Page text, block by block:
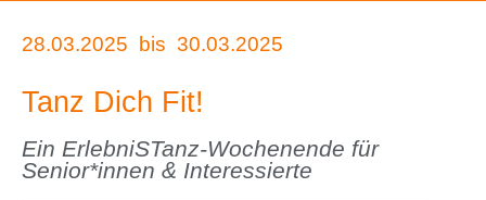
28.03.2025 bis 30.03.2025
Tanz Dich Fit!
Ein ErlebniSTanz-Wochenende für
Senior*innen & Interessierte